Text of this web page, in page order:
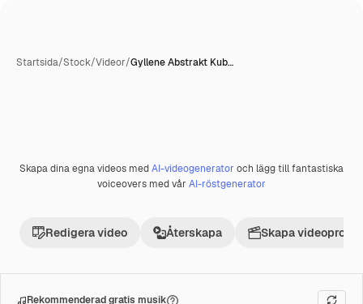
Startsida/Stock/Videor/Gyllene Abstrakt Kub…
Premie
Skapa dina egna videos medAI-videogenerator och lägg till fantastiska
voiceovers med vår AI-röstgenerator
Redigera video Återskapa Skapa
Rekommenderad gratis musik